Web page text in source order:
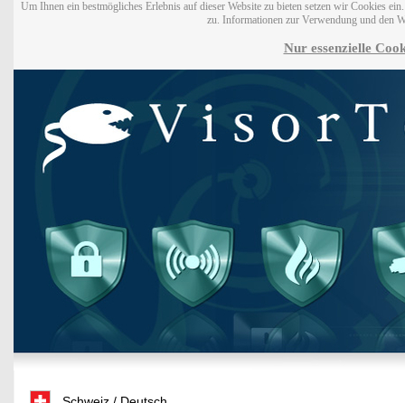
Um Ihnen ein bestmögliches Erlebnis auf dieser Website zu bieten setzen wir Cookies
zu. Informationen zur Verwendung und den
Nur essenzielle